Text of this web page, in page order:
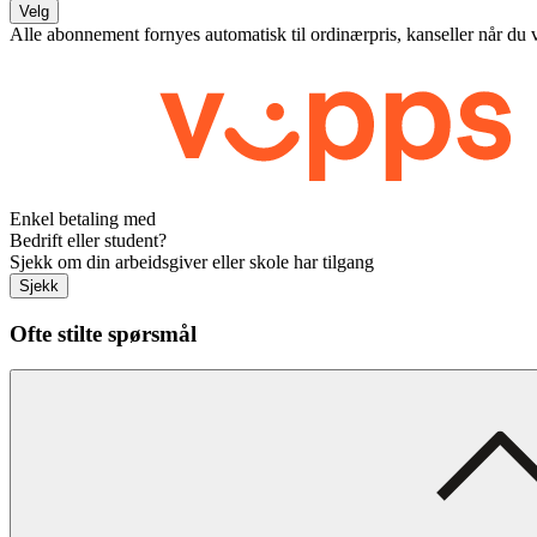
Velg
Alle abonnement fornyes automatisk til ordinærpris, kanseller når
Enkel betaling med
Bedrift eller student?
Sjekk om din arbeidsgiver eller skole har tilgang
Sjekk
Ofte stilte spørsmål